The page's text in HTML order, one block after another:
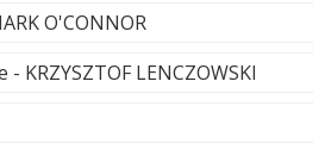
O'CONNOR
KRZYSZTOF LENCZOWSKI